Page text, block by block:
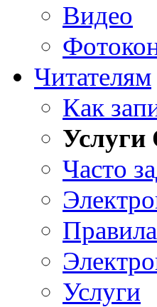
Видео
Читателям
Как
Часто
Услуги